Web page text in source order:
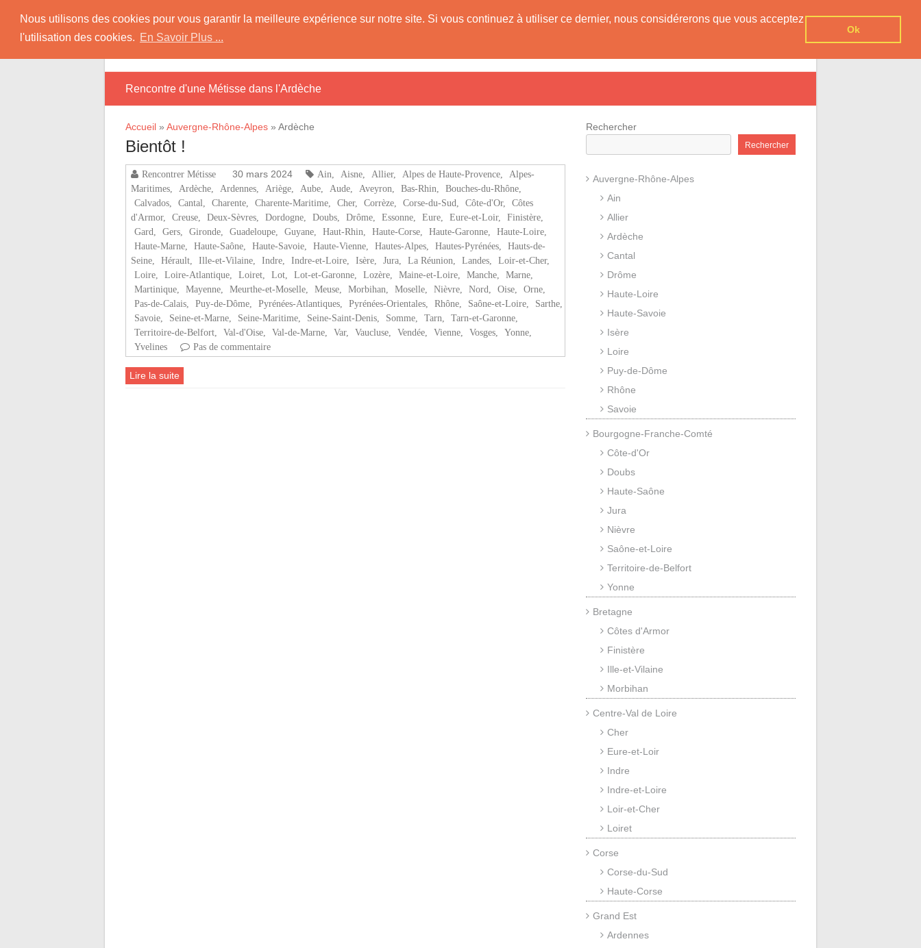
Nous utilisons des cookies pour vous garantir la meilleure expérience sur notre site. Si vous continuez à utiliser ce dernier, nous considérerons que vous acceptez
l'utilisation des cookies. En Savoir Plus ...
Ok
content
Rencontrer Métisse
Site Pour des Rencontres avec des Métisses !
Rencontre d'une Métisse dans l'Ardèche
Accueil » Auvergne-Rhône-Alpes » Ardèche
Bientôt !
Rencontrer Métisse 30 mars 2024 Ain Aisne Allier, Alpes de Haute-Provence
Alpes-
Maritimes
Ardèche Ardennes Ariège Aube Aude Aveyron Bas-Rhin Bouches-du-Rhône
Calvados
Cantal Charente Charente-Maritime Cher, Corrèze Corse-du-Sud Côte-d'Or,
Côtes
d'Armor, Creuse Deux-Sèvres Dordogne Doubs Drôme Essonne Eure Eure-et-Loir, Finistère
Gard
Gers Gironde Guadeloupe Guyane Haut-Rhin Haute-Corse Haute-Garonne Haute-Loire
Haute-Marne
Haute-Saône Haute-Savoie Haute-Vienne Hautes-Alpes Hautes-Pyrénées
Hauts-de-
Seine
Hérault Ille-et-Vilaine Indre Indre-et-Loire Isère Jura La Réunion Landes Loir-et-Cher,
Loire
Loire-Atlantique Loiret Lot Lot-et-Garonne Lozère Maine-et-Loire Manche Marne
Martinique
Mayenne Meurthe-et-Moselle Meuse Morbihan Moselle Nièvre Nord Oise Orne
Pas-de-Calais
Puy-de-Dôme Pyrénées-Atlantiques Pyrénées-Orientales Rhône Saône-et-Loire Sarthe
Savoie
Seine-et-Marne Seine-Maritime Seine-Saint-Denis Somme Tarn Tarn-et-Garonne
Territoire-de-Belfort
Val-d'Oise Val-de-Marne Var, Vaucluse Vendée Vienne Vosges Yonne
Yvelines
Pas de commentaire
Lire la suite
Rechercher
Rechercher
Auvergne-Rhône-Alpes
Ain
Allier
Ardèche
Cantal
Drôme
Haute-Loire
Haute-Savoie
Isère
Loire
Puy-de-Dôme
Rhône
Savoie
Bourgogne-Franche-Comté
Côte-d'Or
Doubs
Haute-Saône
Jura
Nièvre
Saône-et-Loire
Territoire-de-Belfort
Yonne
Bretagne
Côtes d'Armor
Finistère
Ille-et-Vilaine
Morbihan
Centre-Val de Loire
Cher
Eure-et-Loir
Indre
Indre-et-Loire
Loir-et-Cher
Loiret
Corse
Corse-du-Sud
Haute-Corse
Grand Est
Ardennes